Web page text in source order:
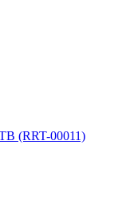
(RRT-00011)